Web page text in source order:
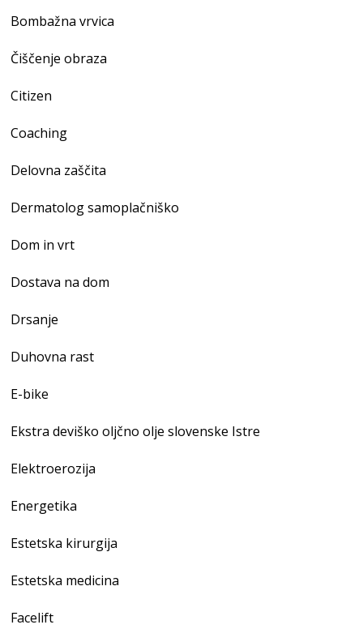
Bombažna vrvica
Čiščenje obraza
Citizen
Coaching
Delovna zaščita
Dermatolog samoplačniško
Dom in vrt
Dostava na dom
Drsanje
Duhovna rast
E-bike
Ekstra deviško oljčno olje slovenske Istre
Elektroerozija
Energetika
Estetska kirurgija
Estetska medicina
Facelift